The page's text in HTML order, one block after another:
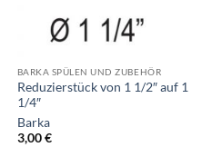
BARKA SPÜLEN UND ZUBEHÖR
Reduzierstück von 1 1/2″ auf 1
1/4″
Barka
3,00€